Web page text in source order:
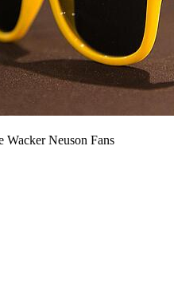
Neuson Fans